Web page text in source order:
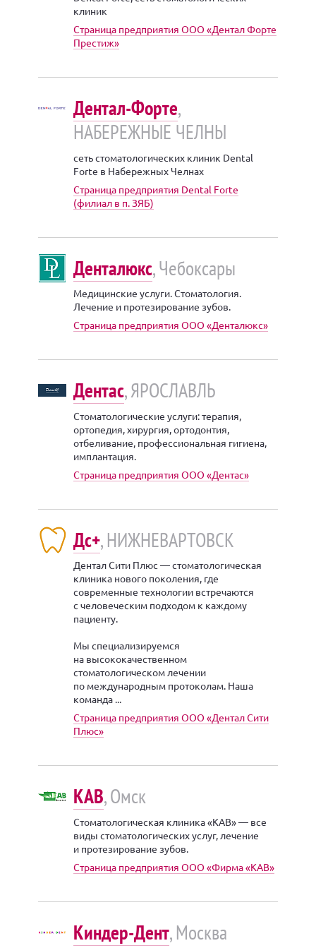
клиник
Страница предприятия ООО «Дентал Форте
Престиж»
Дентал-Форте,
НАБЕРЕЖНЫЕ ЧЕЛНЫ
сеть стоматологических клиник Dental
Forte в Набережных Челнах
Страница предприятия Dental Forte
(филиал в п. ЗЯБ)
Денталюкс, Чебоксары
Медицинские услуги. Стоматология.
Лечение и протезирование зубов.
Страница предприятия ООО «Денталюкс»
Дентас, ЯРОСЛАВЛЬ
Стоматологические услуги: терапия,
ортопедия, хирургия, ортодонтия,
отбеливание, профессиональная гигиена,
имплантация.
Страница предприятия ООО «Дентас»
Дс+, НИЖНЕВАРТОВСК
Дентал Сити Плюс — стоматологическая
клиника нового поколения, где
современные технологии встречаются
с человеческим подходом к каждому
пациенту.
Мы специализируемся
на высококачественном
стоматологическом лечении
по международным протоколам. Наша
команда ...
Страница предприятия ООО «Дентал Сити
Плюс»
КАВ, Омск
Стоматологическая клиника «КАВ» — все
виды стоматологических услуг, лечение
и протезирование зубов.
Страница предприятия ООО «Фирма «КАВ»
Киндер-Дент, Москва